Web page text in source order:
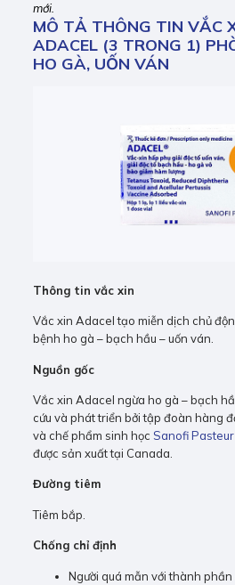
mới.
MÔ TẢ THÔNG TIN VẮC
ADACEL (3 TRONG 1)
HO GÀ, UỐN VÁN
Thông tin vắc xin
Vắc xin Adacel tạo miễn dịch chủ
bệnh ho gà – bạch hầu – uốn ván.
Nguồn gốc
Vắc xin Adacel ngừa ho gà – bạch
cứu và phát triển bởi tập đoàn hàng
và chế phẩm sinh học Sanofi Pasteur
được sản xuất tại Canada.
Đường tiêm
Tiêm bắp.
Chống chỉ định
Người quá mẫn với thành phần